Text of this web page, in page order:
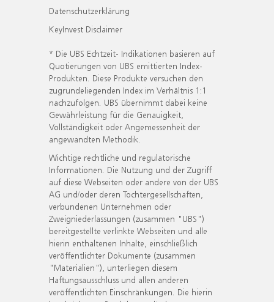
Datenschutzerklärung
KeyInvest Disclaimer
* Die UBS Echtzeit- Indikationen basieren auf
Quotierungen von UBS emittierten Index-
Produkten. Diese Produkte versuchen den
zugrundeliegenden Index im Verhältnis 1:1
nachzufolgen. UBS übernimmt dabei keine
Gewährleistung für die Genauigkeit,
Vollständigkeit oder Angemessenheit der
angewandten Methodik.
Wichtige rechtliche und regulatorische
Informationen. Die Nutzung und der Zugriff
auf diese Webseiten oder andere von der UBS
AG und/oder deren Tochtergesellschaften,
verbundenen Unternehmen oder
Zweigniederlassungen (zusammen "UBS")
bereitgestellte verlinkte Webseiten und alle
hierin enthaltenen Inhalte, einschließlich
veröffentlichter Dokumente (zusammen
"Materialien"), unterliegen diesem
Haftungsausschluss und allen anderen
veröffentlichten Einschränkungen. Die hierin